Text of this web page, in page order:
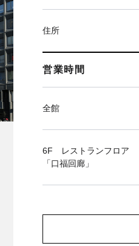
住所
営業時間
全館
6F レストランフロア
「口福回廊」